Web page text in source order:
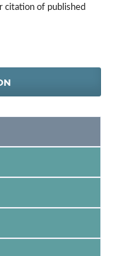
citation of published